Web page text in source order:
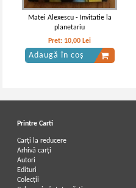
Matei Alexescu - Invitatie la
planetariu
Pret: 10,00 Lei
Adaugă în coș
Printre Carti
Carți la reducere
Arhivă carți
Autori
Edituri
Colecții